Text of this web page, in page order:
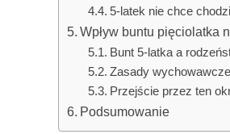
5-latek nie chce
Wpływ buntu pięciolatka
Bunt 5-latka a
Zasady
Przejście przez ten
Podsumowanie